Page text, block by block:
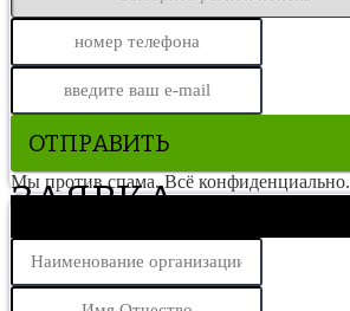
ОТПРАВИТЬ
Мы против спама. Всё конфиденциально.
ЗАЯВКА